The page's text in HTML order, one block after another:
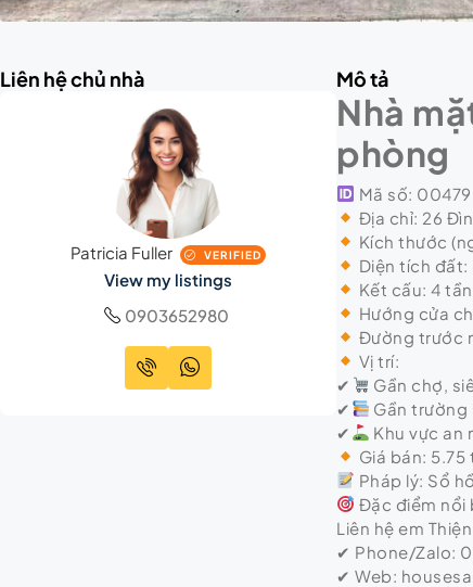
Liên hệ chủ nhà
Patricia Fuller VERIFIED
View my listings
0903652980
Mô tả
Nhà
phòng
Mã số: 00479
Địa chỉ: 26
Kích thước
Diện tích đất:
Kết cấu: 4
Hướng cửa
Đường trước
Vị trí:
✔
Gần chợ,
✔
Gần trường
✔
Khu vực an
Giá bán:
Pháp lý: Sổ
Đặc điểm nổi
Liên hệ em
✔ Phone/Zalo:
✔ Web: